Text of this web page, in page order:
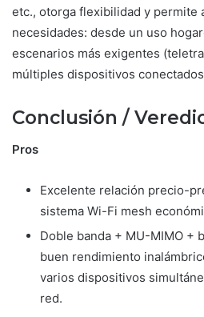
etc., otorga flexibilidad y permite
necesidades: desde un uso
escenarios más exigentes
múltiples dispositivos
Conclusión /
Pros
Excelente relación precio-
sistema Wi-Fi mesh
Doble banda + MU-MIMO +
buen rendimiento
varios dispositivos
red.